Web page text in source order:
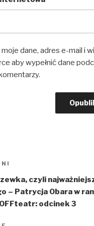
moje dane, adres e-mail i
aby wypełnić dane
czyli
– Patrycja Obara w
odcinek 3